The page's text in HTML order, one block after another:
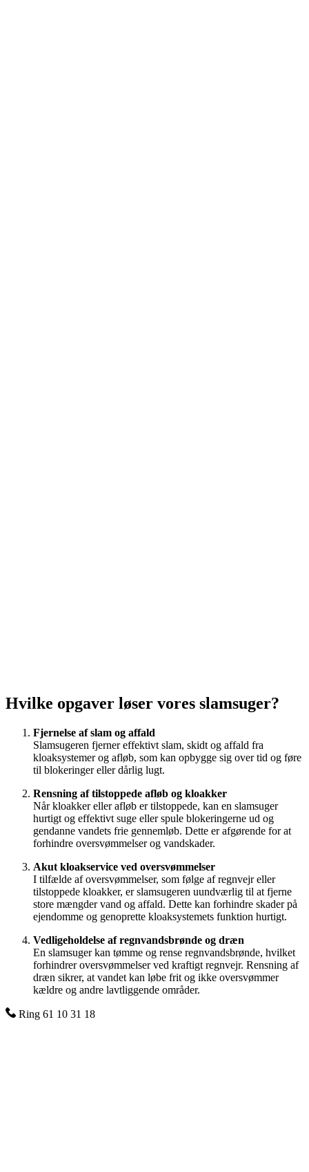
Hvilke opgaver løser vores slamsuger?
Fjernelse af slam og affald
Slamsugeren fjerner effektivt slam, skidt og affald fra
kloaksystemer og afløb, som kan opbygge sig over tid og føre
til blokeringer eller dårlig lugt.
Rensning af tilstoppede afløb og kloakker
Når kloakker eller afløb er tilstoppede, kan en slamsuger
hurtigt og effektivt suge eller spule blokeringerne ud og
gendanne vandets frie gennemløb. Dette er afgørende for at
forhindre oversvømmelser og vandskader.
Akut kloakservice ved oversvømmelser
I tilfælde af oversvømmelser, som følge af regnvejr eller
tilstoppede kloakker, er slamsugeren uundværlig til at fjerne
store mængder vand og affald. Dette kan forhindre skader på
ejendomme og genoprette kloaksystemets funktion hurtigt.
Vedligeholdelse af regnvandsbrønde og dræn
En slamsuger kan tømme og rense regnvandsbrønde, hvilket
forhindrer oversvømmelser ved kraftigt regnvejr. Rensning af
dræn sikrer, at vandet kan løbe frit og ikke oversvømmer
kældre og andre lavtliggende områder.
Ring 61 10 31 18